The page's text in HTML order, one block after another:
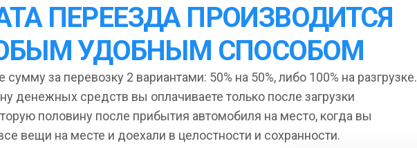
ПЕРЕЕЗДА ПРОИЗВОДИТСЯ
УДОБНЫМ СПОСОБОМ
сумму за перевозку 2 вариантами: 50% на 50%, либо 100% на разгрузке.
денежных средств вы оплачиваете только после загрузки
половину после прибытия автомобиля на место, когда вы
вещи на месте и доехали в целостности и сохранности.